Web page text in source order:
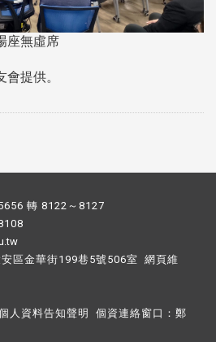
座無虛席
提供。
轉 8122～8127
區金華街199巷5號506室 網頁維
人資料告知聲明 個資連絡窗口： 鄭